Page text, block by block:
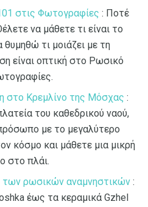
στις Φωτογραφίες : Ποτέ
να μάθετε τι είναι το
τι μοιάζει με τη
είναι οπτική στο Ρωσικό
στο Κρεμλίνο της Μόσχας :
του καθεδρικού ναού,
με το μεγαλύτερο
κόσμο και μάθετε μια μικρή
στο πλάι.
ρωσικών αναμνηστικών :
έως τα κεραμικά Gzhel